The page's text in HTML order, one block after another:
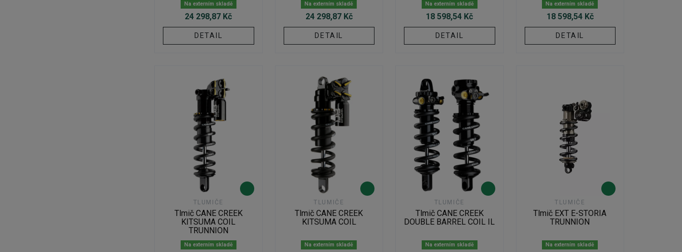
Na externím skladě
24 298,87 Kč
DETAIL
Na externím skladě
24 298,87 Kč
DETAIL
Na externím skladě
18 598,54 Kč
DETAIL
Na externím skladě
18 598,54 Kč
DETAIL
TLUMIČE
Tlmič CANE CREEK
KITSUMA COIL
TRUNNION
Na externím skladě
TLUMIČE
Tlmič CANE CREEK
KITSUMA COIL
Na externím skladě
TLUMIČE
Tlmič CANE CREEK
DOUBLE BARREL COIL IL
Na externím skladě
TLUMIČE
Tlmič EXT E-STORIA
TRUNNION
Na externím skladě